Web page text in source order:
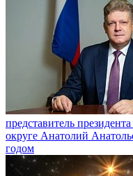
представитель
округе Анатолий
годом